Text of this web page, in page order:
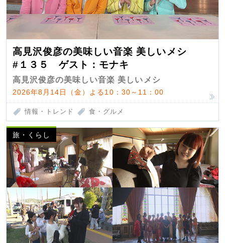
高見沢俊彦の美味しい音楽 美しいメシ
#１３５ ゲスト：モナキ
高見沢俊彦の美味しい音楽 美しいメシ
2026年8月14日（金）よる10：30～11：00
情報・トレンド 食・グルメ
旅・くらし